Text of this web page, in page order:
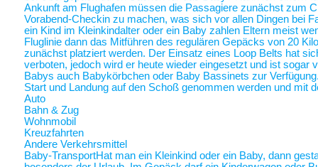
Ankunft am Flughafen müssen die Passagiere zunächst zum
Vorabend-Checkin zu machen, was sich vor allen Dingen bei
ein Kind im Kleinkindalter oder ein Baby zahlen Eltern meist
Fluglinie dann das Mitführen des regulären Gepäcks von 20
zunächst platziert werden. Der Einsatz eines Loop Belts hat
verboten, jedoch wird er heute wieder eingesetzt und ist sogar
Babys auch Babykörbchen oder Baby Bassinets zur
Start und Landung auf den Schoß genommen werden und mit
Auto
Bahn & Zug
Wohnmobil
Kreuzfahrten
Andere Verkehrsmittel
Baby-TransportHat man ein Kleinkind oder ein Baby, dann